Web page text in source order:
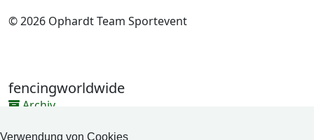
Verwendung von Cookies
© 2026 Ophardt Team Sportevent
fencingworldwide
Archiv